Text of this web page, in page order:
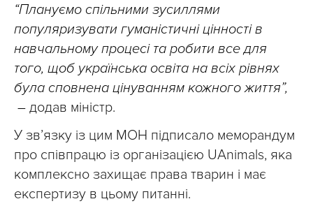
“Плануємо спільними зусиллями
популяризувати гуманістичні цінності в
навчальному процесі та робити все для
того, щоб українська освіта на всіх рівнях
була сповнена цінуванням кожного життя”,
– додав міністр.
У зв’язку із цим МОН підписало меморандум
про співпрацю із організацією UAnimals, яка
комплексно захищає права тварин і має
експертизу в цьому питанні.